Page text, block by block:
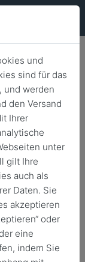
und
sind für das
und werden
den Versand
Ihrer
unter
gilt Ihre
auch als
Daten. Sie
akzeptieren
oder
eine
indem Sie